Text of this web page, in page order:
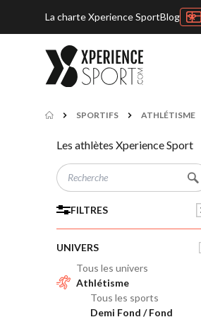
La charte Xperience SportBlog
SPORTIFS ATHLÉTISME
Les athlètes Xperience Sport
FILTRES
UNIVERS
Tous les univers
Athlétisme
Tous les sports
Demi Fond / Fond